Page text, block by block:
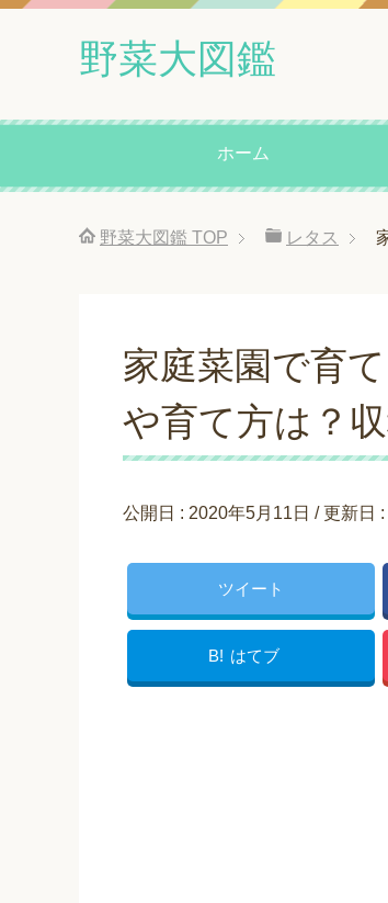
野菜大図鑑
ホーム
野菜大図鑑 TOP レタス
家庭菜園で育
や育て方は？
公開日 : 2020年5月11日 / 更新日 :
ツイート
B! はてブ